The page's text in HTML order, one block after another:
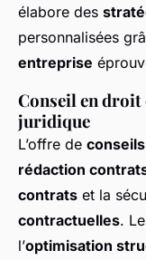
élabore des
personnalisées
entreprise
Conseil en
juridique
L’offre de
rédaction
contrats et la
contractuelles.
l’optimisation